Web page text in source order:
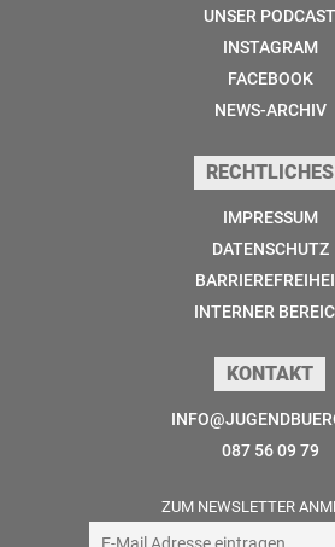
UNSER PODCAST
INSTAGRAM
FACEBOOK
NEWS-ARCHIV
RECHTLICHES
IMPRESSUM
DATENSCHUTZ
INTERNER
KONTAKT
087 56 09 79
ZUM NEWSLETTER